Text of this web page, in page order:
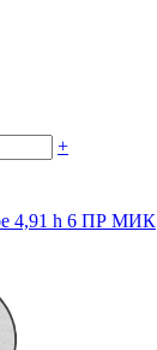
+
4,91 h 6 ПР МИК